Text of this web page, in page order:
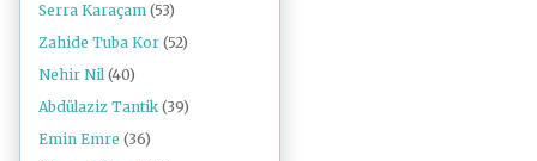
Serra Karaçam (53)
Zahide Tuba Kor (52)
Nehir Nil (40)
Abdülaziz Tantik (39)
Emin Emre (36)